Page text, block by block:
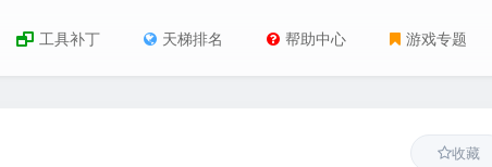
工具补丁 天梯排名 帮助中心 游戏专题
收藏